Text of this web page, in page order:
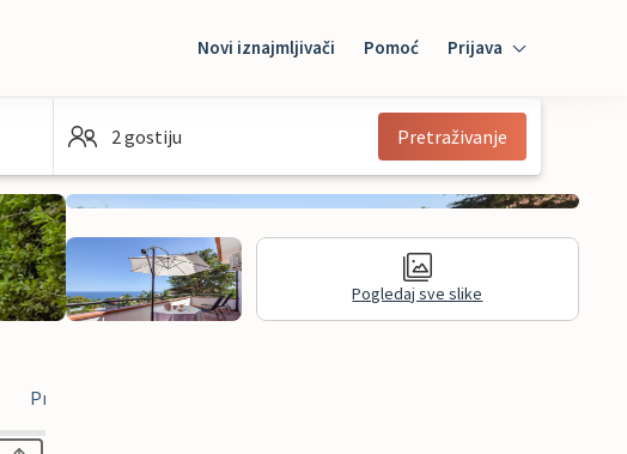
Novi iznajmljivači Pomoć Prijava
Mybooking
2 gostiju Pretraživanje
Pogledaj sve slike
Pravne informacije